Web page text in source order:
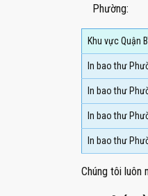
Phường:
Khu vực Quận
In bao thư
In bao thư
In bao thư
In bao thư
Chúng tôi luôn